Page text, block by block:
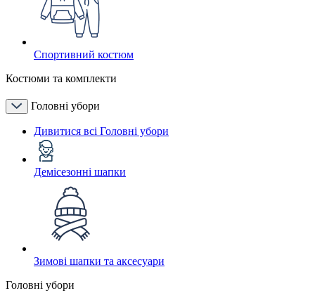
Спортивний костюм
Костюми та комплекти
Головні убори
Дивитися всі Головні убори
Демісезонні шапки
Зимові шапки та аксесуари
Головні убори